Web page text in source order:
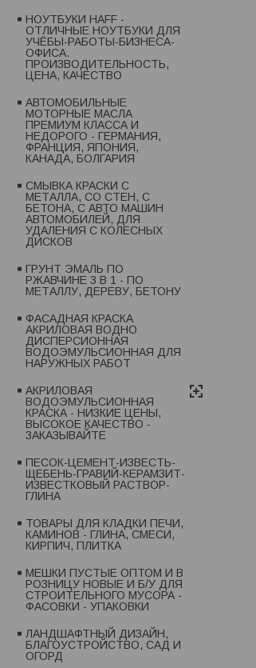
НОУТБУКИ HAFF -
ОТЛИЧНЫЕ НОУТБУКИ ДЛЯ
УЧЁБЫ-РАБОТЫ-БИЗНЕСА-
ОФИСА.
ПРОИЗВОДИТЕЛЬНОСТЬ,
ЦЕНА, КАЧЕСТВО
АВТОМОБИЛЬНЫЕ
МОТОРНЫЕ МАСЛА
ПРЕМИУМ КЛАССА И
НЕДОРОГО - ГЕРМАНИЯ,
ФРАНЦИЯ, ЯПОНИЯ,
КАНАДА, БОЛГАРИЯ
СМЫВКА КРАСКИ С
МЕТАЛЛА, СО СТЕН, С
БЕТОНА, С АВТО МАШИН
АВТОМОБИЛЕЙ, ДЛЯ
УДАЛЕНИЯ С КОЛЕСНЫХ
ДИСКОВ
ГРУНТ ЭМАЛЬ ПО
РЖАВЧИНЕ 3 В 1 - ПО
МЕТАЛЛУ, ДЕРЕВУ, БЕТОНУ
ФАСАДНАЯ КРАСКА
АКРИЛОВАЯ ВОДНО
ДИСПЕРСИОННАЯ
ВОДОЭМУЛЬСИОННАЯ ДЛЯ
НАРУЖНЫХ РАБОТ
АКРИЛОВАЯ
ВОДОЭМУЛЬСИОННАЯ
КРАСКА - НИЗКИЕ ЦЕНЫ,
ВЫСОКОЕ КАЧЕСТВО -
ЗАКАЗЫВАЙТЕ
ПЕСОК-ЦЕМЕНТ-ИЗВЕСТЬ-
ЩЕБЕНЬ-ГРАВИЙ-КЕРАМЗИТ-
ИЗВЕСТКОВЫЙ РАСТВОР-
ГЛИНА
ТОВАРЫ ДЛЯ КЛАДКИ ПЕЧИ,
КАМИНОВ - ГЛИНА, СМЕСИ,
КИРПИЧ, ПЛИТКА
МЕШКИ ПУСТЫЕ ОПТОМ И В
РОЗНИЦУ НОВЫЕ И Б/У ДЛЯ
СТРОИТЕЛЬНОГО МУСОРА -
ФАСОВКИ - УПАКОВКИ
ЛАНДШАФТНЫЙ ДИЗАЙН,
БЛАГОУСТРОЙСТВО, САД И
ОГОРД